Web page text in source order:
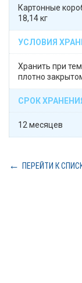
Картонные
18,14 кг
УСЛОВИЯ
Хранить при
плотно
СРОК
12 месяцев
ПЕРЕЙТИ К